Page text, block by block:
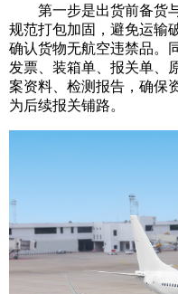
第一步是出货前备货与
规范打包加固，避免运输
确认货物无航空违禁品。
发票、装箱单、报关单、
案资料、检测报告，确保
为后续报关铺路。